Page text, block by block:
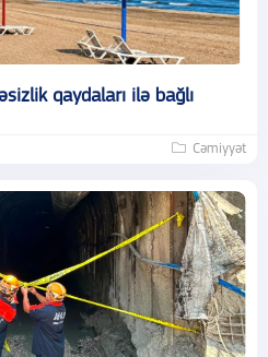
qaydaları ilə bağlı
Cəmiyyət